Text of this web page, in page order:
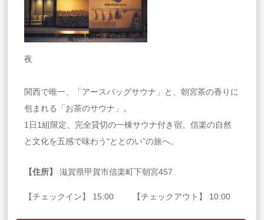
夜
関西で唯一、「アースバッグサウナ」と、朝宮茶の香りに
包まれる「お茶のサウナ」。
1日1組限定、完全貸切の一棟サウナ付き宿。信楽の自然
と文化を五感で味わう“ととのい”の旅へ。
【住所】 滋賀県甲賀市信楽町下朝宮457
【チェックイン】 15:00 【チェックアウト】 10:00